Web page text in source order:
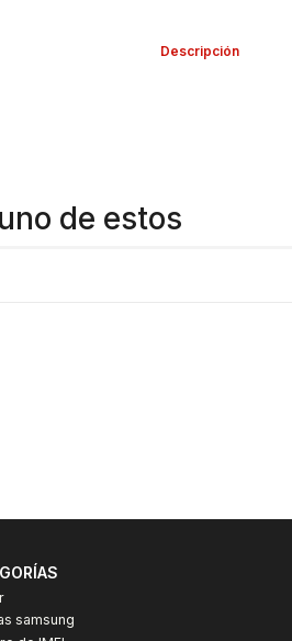
Descripción
de estos
samsung